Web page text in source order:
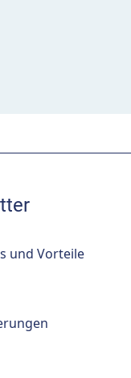
und Vorteile